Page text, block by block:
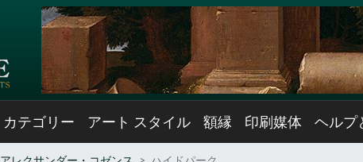
カテゴリー アート スタイル 額縁 印刷媒体 ヘルプ